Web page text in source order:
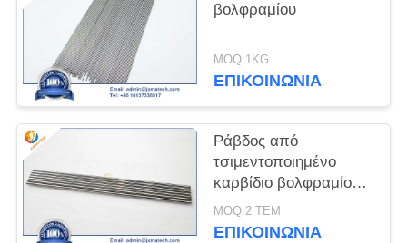
βολφραμίου
MOQ:1KG
ΕΠΙΚΟΙΝΩΝΊΑ
Ράβδος από
τσιμεντοποιημένο
καρβίδιο βολφραμίου
YG8
MOQ:2 ΤΕΜ
ΕΠΙΚΟΙΝΩΝΊΑ